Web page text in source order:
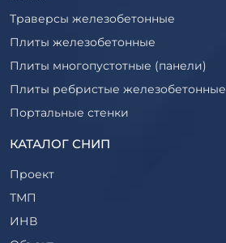
Траверсы железобетонные
Плиты железобетонные
Плиты многопустотные (панели)
Плиты ребристые железобетонные
Портальные стенки
Ригели железобетонные
Сваи железобетонные
Стеновые блоки
КАТАЛОГ СНИП
Проект
ТМП
ИНВ